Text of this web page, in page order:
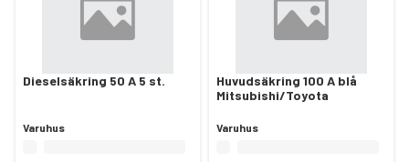
Dieselsäkring 50 A 5 st.
Varuhus
Huvudsäkring 100 A blå
Mitsubishi/Toyota
Varuhus